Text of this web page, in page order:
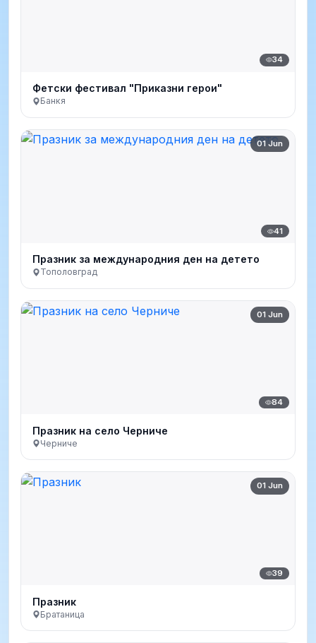
34
Фетски фестивал "Приказни герои"
Банкя
01 Jun
41
Празник за международния ден на детето
Тополовград
01 Jun
84
Празник на село Черниче
Черниче
01 Jun
39
Празник
Братаница